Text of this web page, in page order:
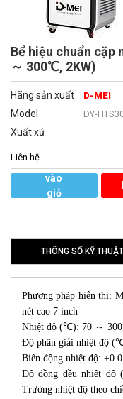
Bể hiệu chuẩn cặp
～ 300℃, 2KW)
Hãng sản xuất D-MEI
Model DY-
Xuất xứ
Liên hệ
vào
giỏ
THÔNG SỐ KỸ THUẬT
Phương pháp hiển thị:
nét cao 7 inch
Nhiệt độ (℃): 70 ～
Độ phân giải nhiệt độ
Biến động nhiệt độ:
Độ đồng đều nhiệt
Trường nhiệt độ theo